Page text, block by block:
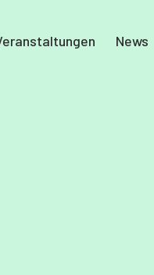
News